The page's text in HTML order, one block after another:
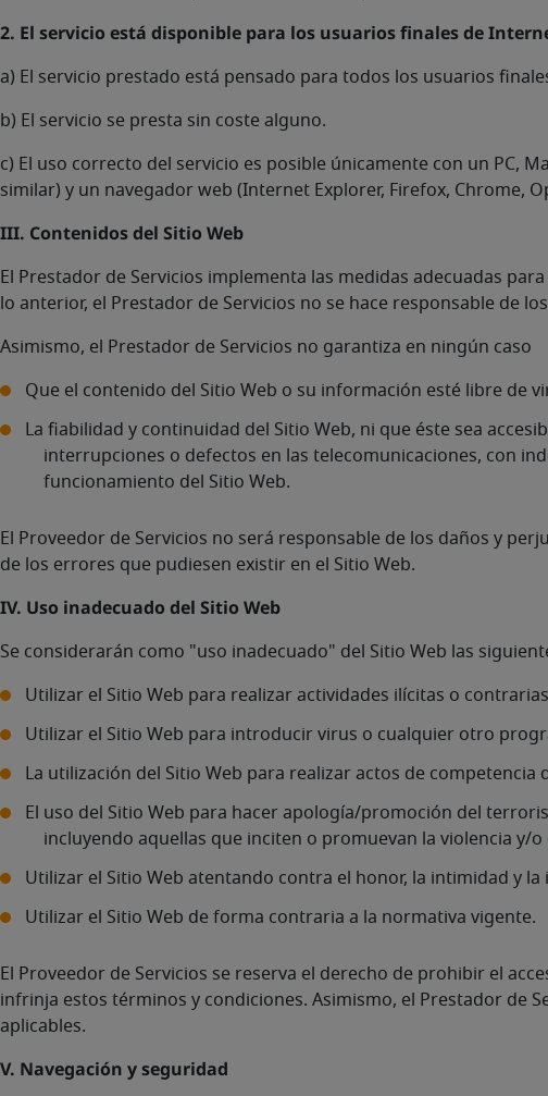
2. El servicio está disponible para los usuarios finales de
a) El servicio prestado está pensado para todos los usuarios
b) El servicio se presta sin coste alguno.
c) El uso correcto del servicio es posible únicamente con un PC,
similar) y un navegador web (Internet Explorer, Firefox, Chrome,
III. Contenidos del Sitio Web
El Prestador de Servicios implementa las medidas adecuadas
lo anterior, el Prestador de Servicios no se hace responsable de
Asimismo, el Prestador de Servicios no garantiza en ningún caso
Que el contenido del Sitio Web o su información esté libre de
La fiabilidad y continuidad del Sitio Web, ni que éste sea
interrupciones o defectos en las telecomunicaciones, con
funcionamiento del Sitio Web.
El Proveedor de Servicios no será responsable de los daños y
de los errores que pudiesen existir en el Sitio Web.
IV. Uso inadecuado del Sitio Web
Se considerarán como "uso inadecuado" del Sitio Web las
Utilizar el Sitio Web para realizar actividades ilícitas o
Utilizar el Sitio Web para introducir virus o cualquier otro
La utilización del Sitio Web para realizar actos de
El uso del Sitio Web para hacer apología/promoción del
incluyendo aquellas que inciten o promuevan la violencia y/
Utilizar el Sitio Web atentando contra el honor, la intimidad y la
Utilizar el Sitio Web de forma contraria a la normativa vigente.
El Proveedor de Servicios se reserva el derecho de prohibir el
infrinja estos términos y condiciones. Asimismo, el Prestador de
aplicables.
V. Navegación y seguridad